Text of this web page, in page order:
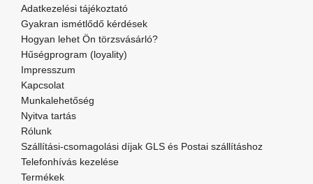
Adatkezelési tájékoztató
Gyakran ismétlődő kérdések
Hogyan lehet Ön törzsvásárló?
Hűségprogram (loyality)
Impresszum
Kapcsolat
Munkalehetőség
Nyitva tartás
Rólunk
Szállítási-csomagolási díjak GLS és Postai szállításhoz
Telefonhívás kezelése
Termékek